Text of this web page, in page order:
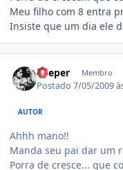
Meu filho com 8 entra
Insiste que um dia ele
Keeper Membro
Postado7/05/2009
AUTOR
Ahhh mano!!
Manda seu pai dar um
Porra de cresce... que